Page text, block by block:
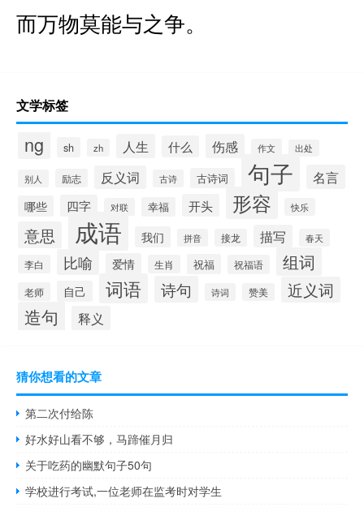
而万物莫能与之争。
文学标签
ng sh zh 人生 什么 伤感 作文 出处
别人 励志 反义词 古诗 古诗词 句子 名言
哪些 四字 对联 幸福 开头 形容 快乐
意思 成语 我们 拼音 接龙 描写 春天
李白 比喻 爱情 生肖 祝福 祝福语 组词
老师 自己 词语 诗句 诗词 赞美 近义词
造句 释义
猜你想看的文章
第二次付给陈
好水好山看不够，马蹄催月归
关于吃药的幽默句子50句
学校进行考试,一位老师在监考时对学生